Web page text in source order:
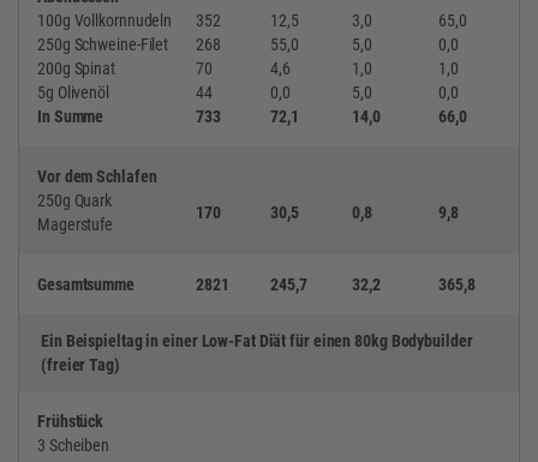
100g Vollkornnudeln
250g Schweine-Filet
200g Spinat
5g Olivenöl
In Summe
352
268
70
44
733
12,5
55,0
4,6
0,0
72,1
3,0
5,0
1,0
5,0
14,0
65,0
0,0
1,0
0,0
66,0
Vor dem Schlafen
250g Quark
Magerstufe
170 30,5 0,8 9,8
Gesamtsumme 2821 245,7 32,2 365,8
Ein Beispieltag in einer Low-Fat Diät für einen 80kg Bodybuilder
(freier Tag)
Frühstück
3 Scheiben